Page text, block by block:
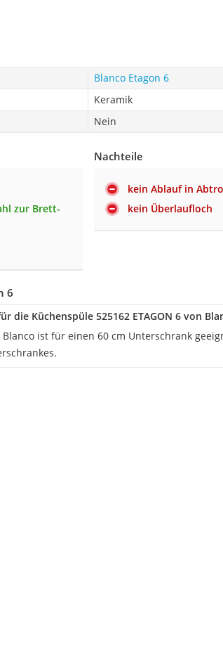
Blanco Etagon 6
Keramik
Nein
zur Brett-
Nachteile
kein Ablauf in
kein Überlaufloch
6
die Küchenspüle 525162 ETAGON 6 von
Blanco ist für einen 60 cm Unterschrank